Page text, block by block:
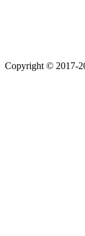
Copyright © 2017-